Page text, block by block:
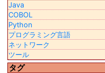
Java
COBOL
Python
プログラミング言語
ネットワーク
ツール
タグ